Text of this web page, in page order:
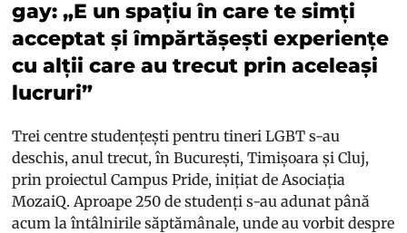
gay: „E un spațiu în care te simți
acceptat și împărtășești experiențe
cu alții care au trecut prin aceleași
lucruri”
Trei centre studențești pentru tineri LGBT s-au
deschis, anul trecut, în București, Timișoara și Cluj,
prin proiectul Campus Pride, inițiat de Asociația
MozaiQ. Aproape 250 de studenți s-au adunat până
acum la întâlnirile săptămânale, unde au vorbit despre